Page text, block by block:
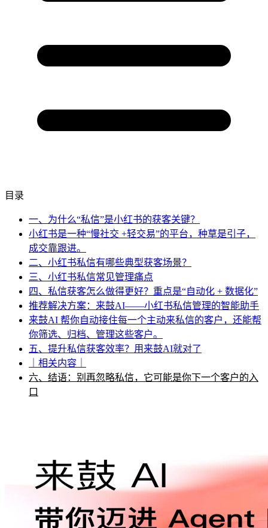
目录
一、为什么“私信”是小红书的获客关键？
小红书是一种“慢社交 +轻交易”的平台，种草是引子，
成交靠跟进。
二、小红书私信有哪些典型获客场景？
三、小红书私信常见管理痛点
四、私信获客怎么做得更好？重点是“自动化 + 数据化”
推荐解决方案：来鼓AI——小红书私信管理的智能助手
来鼓AI 帮你自动接住每一个主动来私信的客户，还能帮
你筛选、归档、管理这些客户。
五、提升私信获客效率？用来鼓AI就对了
｜相关内容｜
六、结语：别再忽略私信，它可能是你下一个客户的入
口